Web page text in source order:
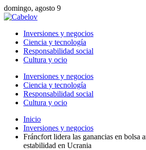
domingo, agosto 9
Inversiones y negocios
Ciencia y tecnología
Responsabilidad social
Cultura y ocio
Inversiones y negocios
Ciencia y tecnología
Responsabilidad social
Cultura y ocio
Inicio
Inversiones y negocios
Fráncfort lidera las ganancias en bolsa
estabilidad en Ucrania